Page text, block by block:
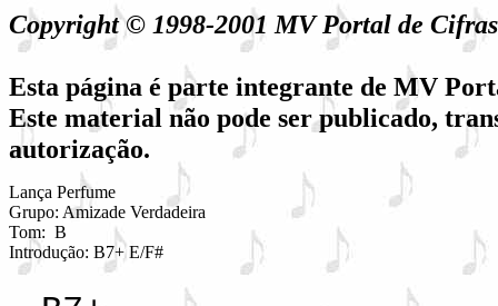
Copyright © 1998-2001 MV Portal de
Esta página é parte integrante de MV
Este material não pode ser publicado,
autorização.
Lança Perfume
Grupo: Amizade Verdadeira
Tom:  B
Introdução: B7+ E/F#